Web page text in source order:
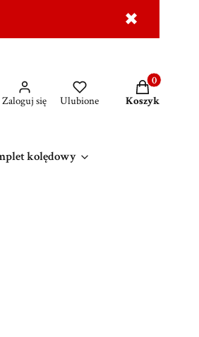
✖
MAJK na prezent Wasze
Zaloguj się Ulubione
Produkty w
Koszyk
kolędowy